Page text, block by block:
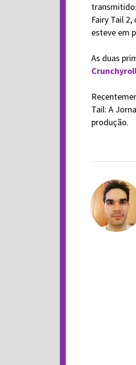
Fairy Tail
esteve em
As duas
Tail: A
produção.